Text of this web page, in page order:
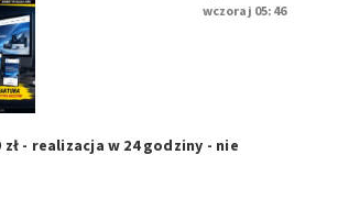
wczoraj 05:46
zł - realizacja w 24 godziny - nie